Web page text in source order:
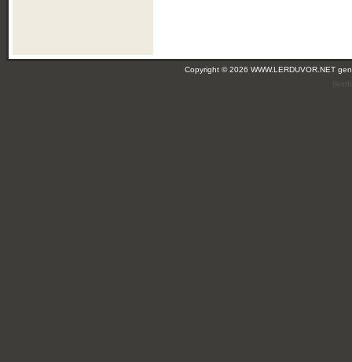
Copyright © 2026 WWW.LERDUVOR.NET